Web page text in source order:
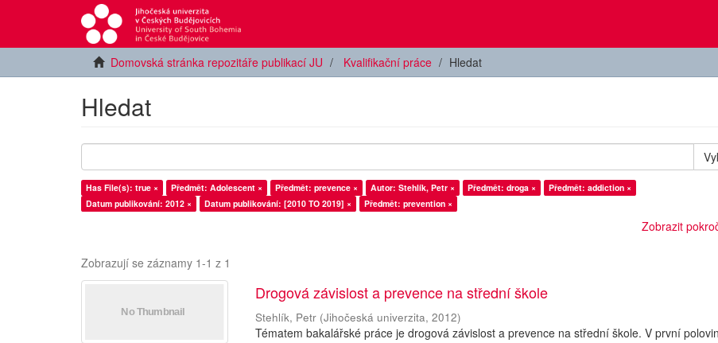
Domovská stránka repozitáře publikací JU Kvalifikační práce Hledat
Hledat
Has File(s): true × Předmět: Adolescent × Předmět: prevence × Autor: Stehlík, Petr × Předmět: droga ×
Předmět: addiction ×
Datum publikování: 2012 ×
Datum publikování: [2010 TO 2019] × Předmět: prevention ×
Zobrazit
Zobrazují se záznamy 1-1 z 1
Drogová závislost a prevence na střední škole
Stehlík, Petr (Jihočeská univerzita,2012)
Tématem bakalářské práce je drogová závislost a prevence na střední škole. V první